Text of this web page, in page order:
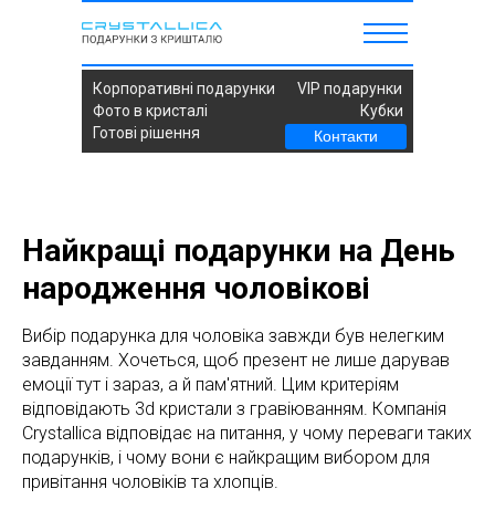
Корпоративні подарунки
Кубки
VIP подарунки
Фото в кристалі
Готові рішення
Контакти
Найкращі подарунки на День
народження чоловікові
Вибір подарунка для чоловіка завжди був нелегким
завданням. Хочеться, щоб презент не лише дарував
емоції тут і зараз, а й пам'ятний. Цим критеріям
відповідають 3d кристали з гравіюванням. Компанія
Crystallica відповідає на питання, у чому переваги таких
подарунків, і чому вони є найкращим вибором для
привітання чоловіків та хлопців.